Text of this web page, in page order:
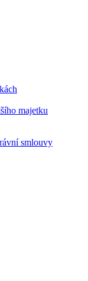
majetku
smlouvy